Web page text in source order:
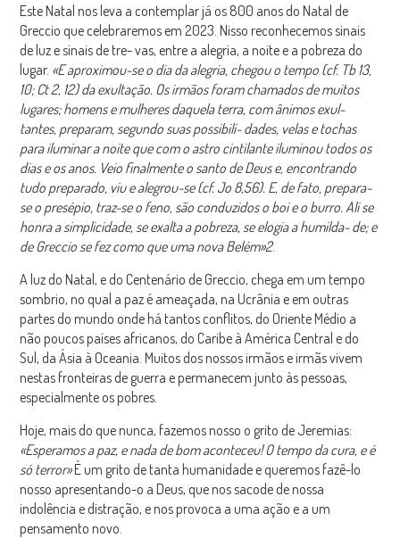
Este Natal nos leva a contemplar já os 800 anos do Natal de
Greccio que celebraremos em 2023. Nisso reconhecemos sinais
de luz e sinais de tre- vas, entre a alegria, a noite e a pobreza do
lugar. «E aproximou-se o dia da alegria, chegou o tempo (cf. Tb 13,
10; Ct 2, 12) da exultação. Os irmãosforam chamados de muitos
lugares; homense mulheres daquela terra, com ânimos exul-
tantes, preparam, segundo suas possibili- dades, velas e tochas
para iluminar a noite que com o astro cintilante iluminou todos os
dias e os anos. Veio finalmente o santo de Deus e, encontrando
tudo preparado, viu e alegrou-se (cf. Jo 8,56). E, de fato, prepara-
se o presépio, traz-se o feno, são conduzidos o boi e o burro. Ali se
honra a simplicidade, se exalta a pobreza, se elogia a humilda-de; e
de Greccio se fez como que uma nova Belém»2.
A luz do Natal, e do Centenário de Greccio, chega em um tempo
sombrio, no qual a paz é ameaçada, na Ucrânia e em outras
partes do mundo onde há tantos conflitos, do Oriente Médio a
não poucos países africanos, do Caribe à América Central e do
Sul, da Ásia à Oceania. Muitos dos nossos irmãos e irmãs vivem
nestas fronteiras de guerra e permanecem junto às pessoas,
especialmente os pobres.
Hoje, mais do que nunca, fazemos nosso o grito de Jeremias:
«Esperamos a paz, e nada de bom aconteceu! O tempo da cura, e é
só terror»É um grito de tanta humanidade e queremos fazê-lo
nosso apresentando-o a Deus, que nos sacode de nossa
indolência e distração, e nos provoca a uma ação e a um
pensamento novo.